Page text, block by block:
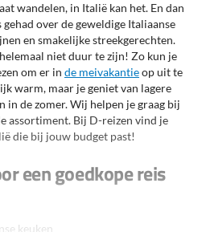
wandelen, in Italië kan het. En dan
over de geweldige Italiaanse
en smakelijke streekgerechten.
niet duur te zijn! Zo kun je
om er in de meivakantieop uit te
warm, maar je geniet van lagere
in de zomer. Wij helpen je graag bij
assortiment. Bij D-reizen vind je
die bij jouw budget past!
een goedkope reis
keuken